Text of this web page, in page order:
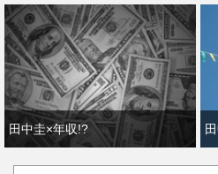
田中圭×年収!?